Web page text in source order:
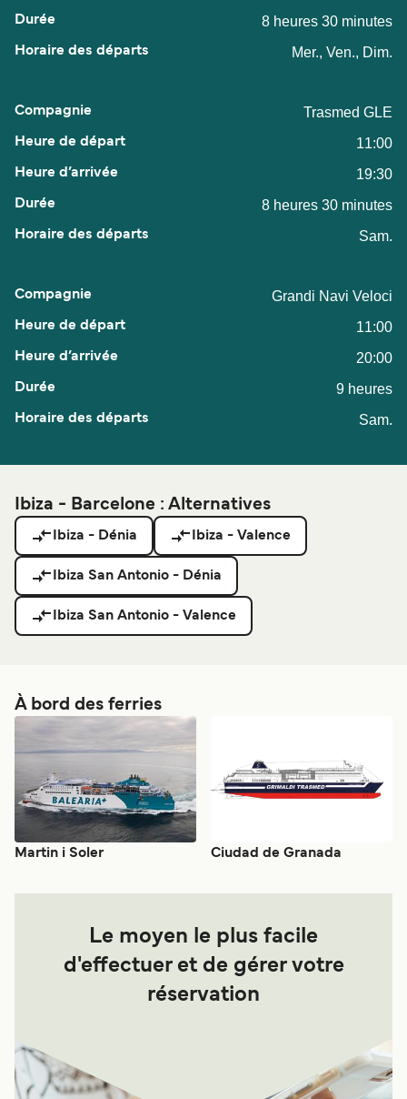
8 heures 30 minutes
Mer., Ven., Dim.
Trasmed GLE
11:00
19:30
8 heures 30 minutes
Sam.
Grandi Navi Veloci
11:00
20:00
9 heures
Sam.
Ibiza - Barcelone : Alternatives
Ibiza - Dénia Ibiza - Valence
Ibiza San Antonio - Dénia
Ibiza San Antonio - Valence
À bord des ferries
Martin i Soler Ciudad de Granada
Le moyen le plus facile
d'effectuer et de gérer votre
réservation